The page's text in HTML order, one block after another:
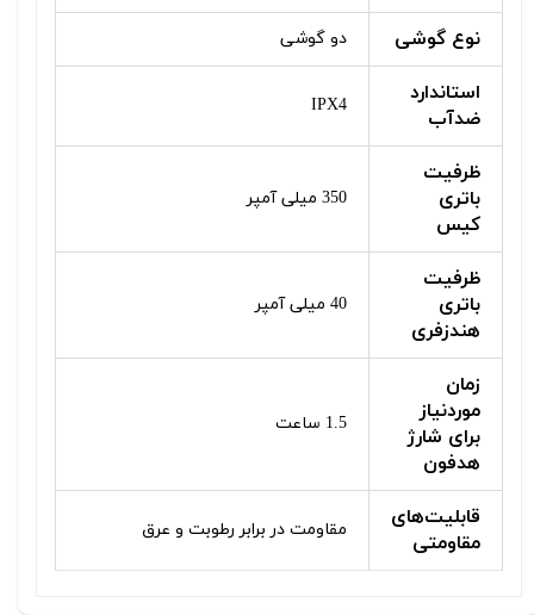
نوع گوشی دو گوشی
استاندارد
ضدآب
IPX4
ظرفیت
باتری
کیس
350 میلی آمپر
ظرفیت
باتری
هندزفری
40 میلی آمپر
زمان
موردنیاز
برای شارژ
هدفون
1.5 ساعت
قابلیت‌های
مقاومتی
مقاومت در برابر رطوبت و عرق